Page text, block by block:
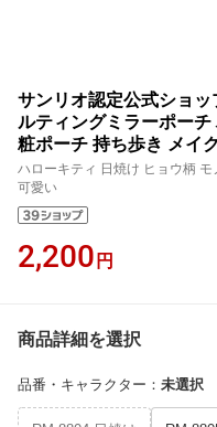
サンリオ認定公式ショ
ルティングミラーポー
粧ポーチ 持ち歩き メイ
ハローキティ 日焼け ヒョウ柄
可愛い
2,200 円
商品詳細を選択
品番・キャラクター ： 未選択